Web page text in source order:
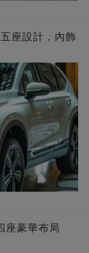
座設計，內飾
座豪華布局